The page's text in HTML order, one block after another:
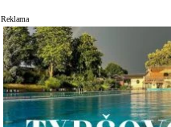
Reklama